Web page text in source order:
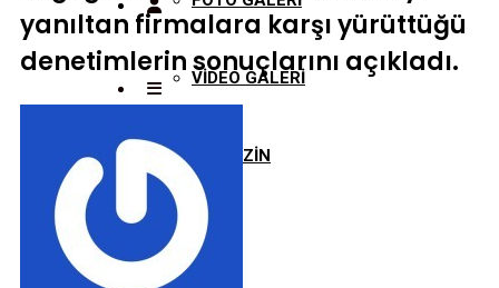
VİDEO GALERİ
MAGAZİN
yanıltan firmalara karşı yürüttüğü
denetimlerin sonuçlarını açıkladı.